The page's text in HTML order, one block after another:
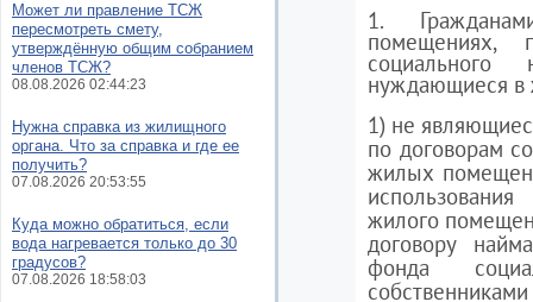
1.
помещениях,
нуждающиеся в
1) не
по договорам
жилых
жилого
договору
фонда
Может ли правление ТСЖ
пересмотреть смету,
утверждённую общим собранием
членов ТСЖ?
08.08.2026 02:44:23
Нужна справка из жилищного
органа. Что за справка и где ее
получить?
07.08.2026 20:53:55
Куда можно обратиться, если
вода нагревается только до 30
градусов?
07.08.2026 18:58:03